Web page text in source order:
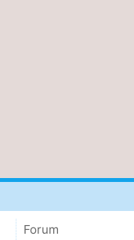
Forum